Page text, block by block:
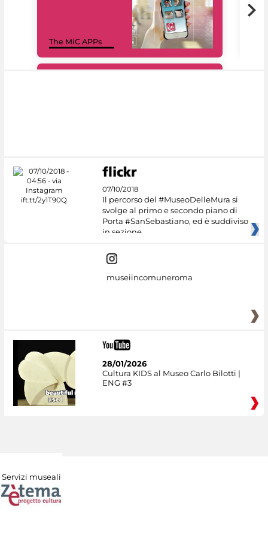
The MiC APPs
07/10/2018
Il percorso del #MuseoDelleMura si
svolge al primo e secondo piano di
Porta #SanSebastiano, ed è suddiviso
in sezione
museiincomuneroma
28/01/2026
Cultura KIDS al Museo Carlo Bilotti |
ENG #3
Servizi museali